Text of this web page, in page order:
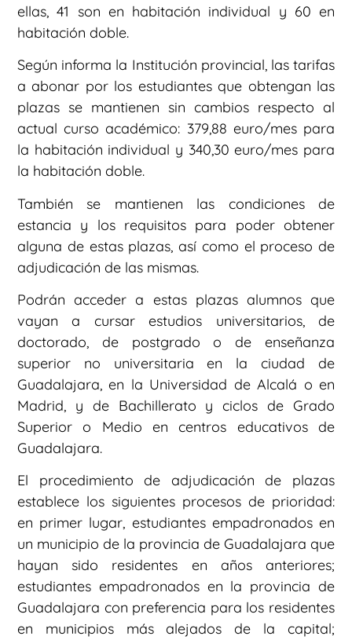
ellas, 41 son en habitación individual y 60 en
habitación doble.
Según informa la Institución provincial, las tarifas
a abonar por los estudiantes que obtengan las
plazas se mantienen sin cambios respecto al
actual curso académico: 379,88 euro/mes para
la habitación individual y 340,30 euro/mes para
la habitación doble.
También se mantienen las condiciones de
estancia y los requisitos para poder obtener
alguna de estas plazas, así como el proceso de
adjudicación de las mismas.
Podrán acceder a estas plazas alumnos que
vayan a cursar estudios universitarios, de
doctorado, de postgrado o de enseñanza
superior no universitaria en la ciudad de
Guadalajara, en la Universidad de Alcalá o en
Madrid, y de Bachillerato y ciclos de Grado
Superior o Medio en centros educativos de
Guadalajara.
El procedimiento de adjudicación de plazas
establece los siguientes procesos de prioridad:
en primer lugar, estudiantes empadronados en
un municipio de la provincia de Guadalajara que
hayan sido residentes en años anteriores;
estudiantes empadronados en la provincia de
Guadalajara con preferencia para los residentes
en municipios más alejados de la capital;